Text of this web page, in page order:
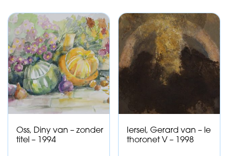
Oss, Diny van – zonder
titel – 1994
Iersel, Gerard van – le
thoronet V – 1998